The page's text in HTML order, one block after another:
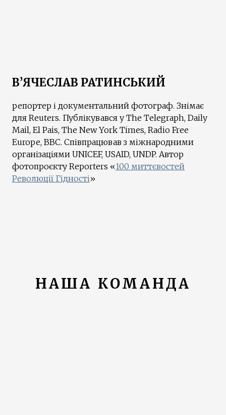
В’ЯЧЕСЛАВ РАТИНСЬКИЙ
репортер і документальний фотограф. Знімає
для Reuters. Публікувався у The Telegraph, Daily
Mail, El Pais, The New York Times, Radio Free
Europe, BBC. Співпрацював з міжнародними
організаціями UNICEF, USAID, UNDP. Автор
фотопроєкту Reporters «100 миттєвостей
Революції Гідності»
НАША КОМАНДА